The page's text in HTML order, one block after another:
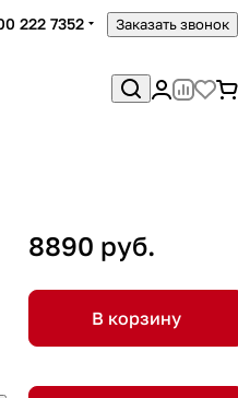
222 7352 Заказать звонок
8890 руб.
В корзину